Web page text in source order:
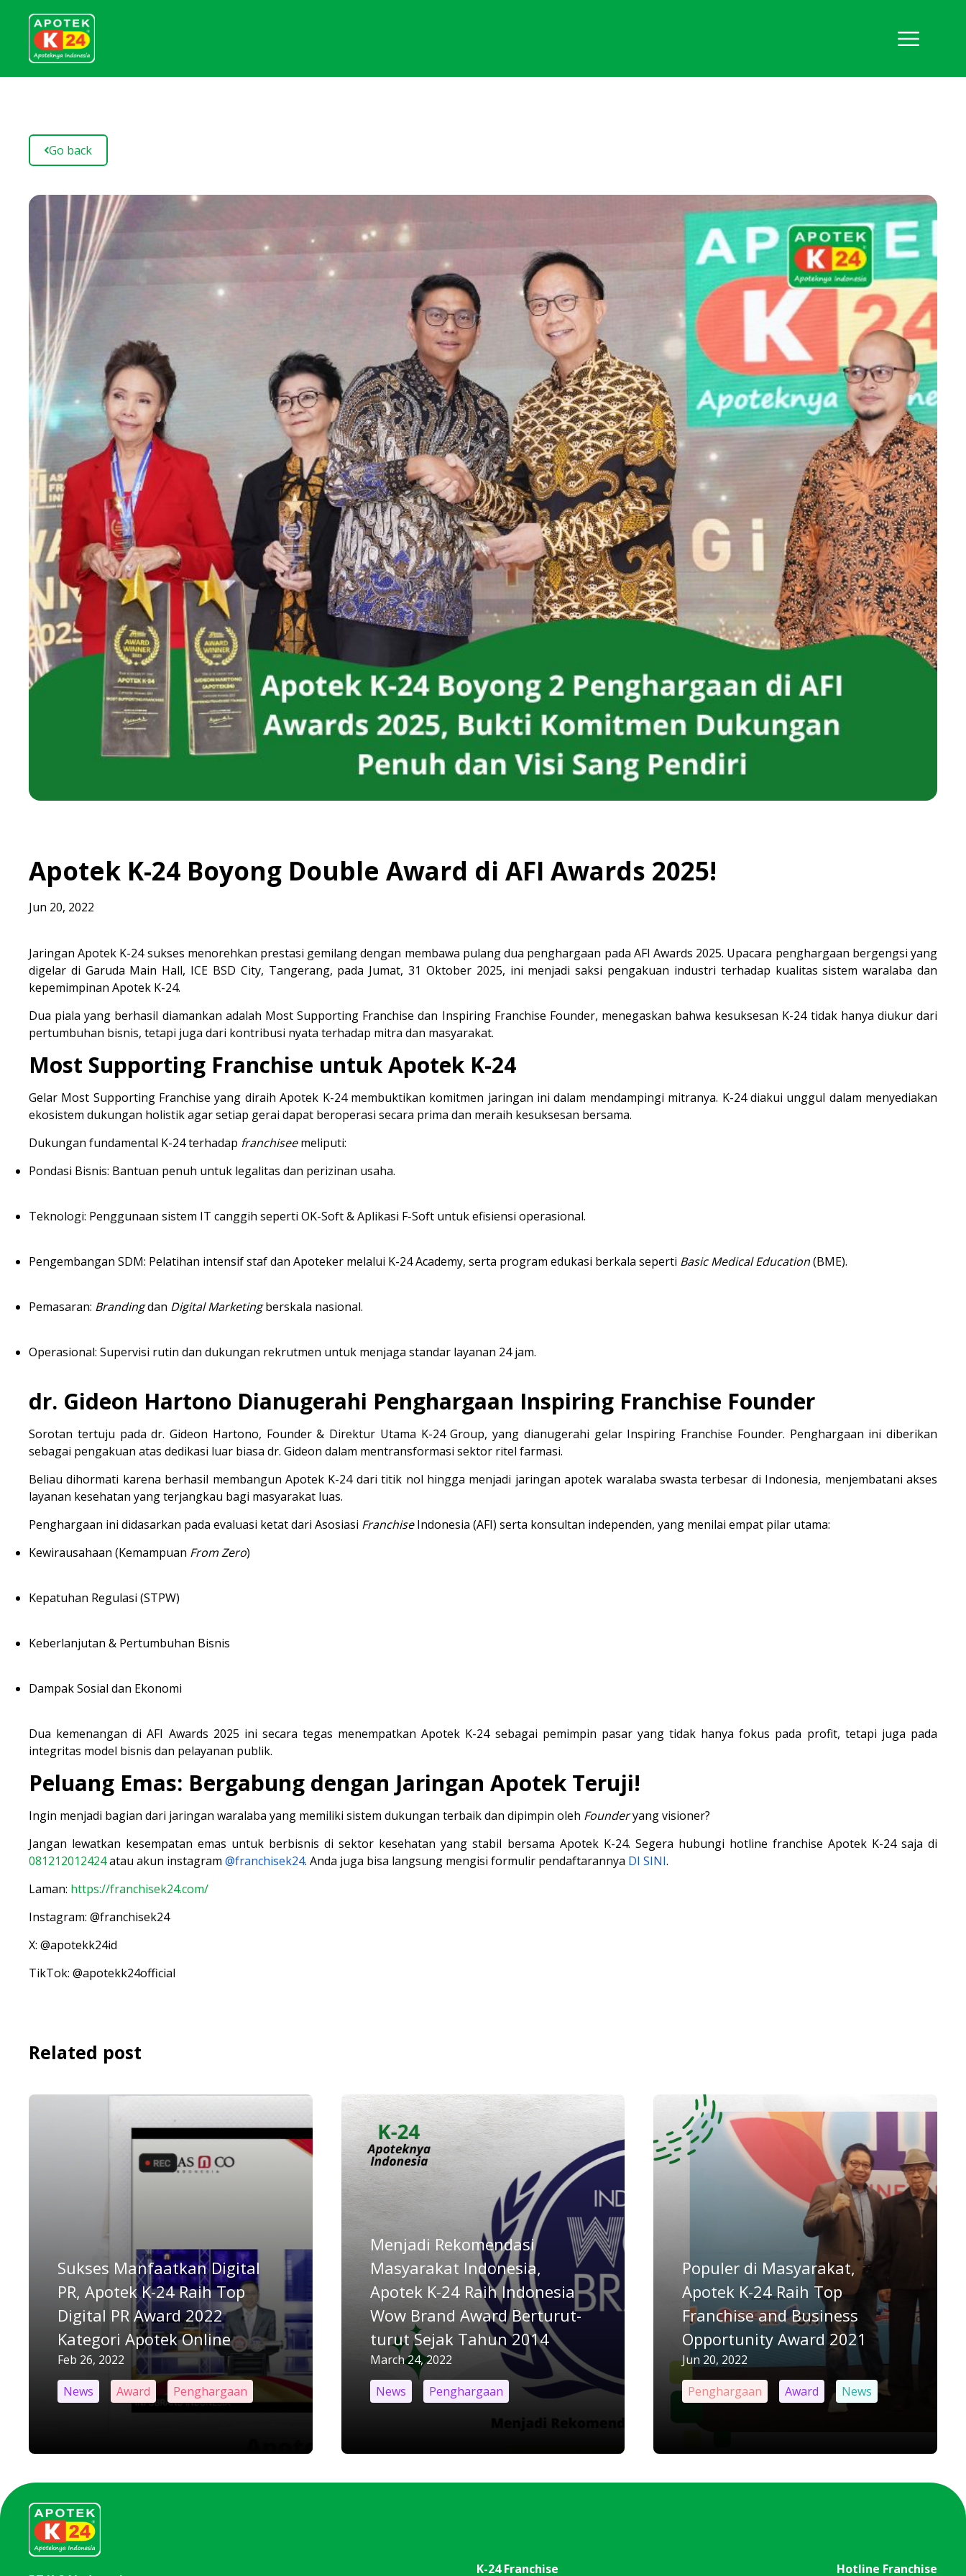
Go back
Apotek K-24 Boyong Double Award di AFI Awards 2025!
Jun 20, 2022
Jaringan Apotek K-24 sukses menorehkan prestasi gemilang dengan membawa pulang dua penghargaan pada AFI Awards 2025. Upacara penghargaan bergengsi yang
digelar di Garuda Main Hall, ICE BSD City, Tangerang, pada Jumat, 31 Oktober 2025, ini menjadi saksi pengakuan industri terhadap kualitas sistem waralaba dan
kepemimpinan Apotek K-24.
Dua piala yang berhasil diamankan adalah Most Supporting Franchise dan Inspiring Franchise Founder, menegaskan bahwa kesuksesan K-24 tidak hanya diukur dari
pertumbuhan bisnis, tetapi juga dari kontribusi nyata terhadap mitra dan masyarakat.
Most Supporting Franchise untuk Apotek K-24
Gelar Most Supporting Franchise yang diraih Apotek K-24 membuktikan komitmen jaringan ini dalam mendampingi mitranya. K-24 diakui unggul dalam menyediakan
ekosistem dukungan holistik agar setiap gerai dapat beroperasi secara prima dan meraih kesuksesan bersama.
Dukungan fundamental K-24 terhadap franchisee meliputi:
Pondasi Bisnis: Bantuan penuh untuk legalitas dan perizinan usaha.
Teknologi: Penggunaan sistem IT canggih seperti OK-Soft & Aplikasi F-Soft untuk efisiensi operasional.
Pengembangan SDM: Pelatihan intensif staf dan Apoteker melalui K-24 Academy, serta program edukasi berkala seperti Basic Medical Education (BME).
Pemasaran: Branding dan Digital Marketing berskala nasional.
Operasional: Supervisi rutin dan dukungan rekrutmen untuk menjaga standar layanan 24 jam.
dr. Gideon Hartono Dianugerahi Penghargaan Inspiring Franchise Founder
Sorotan tertuju pada dr. Gideon Hartono, Founder & Direktur Utama K-24 Group, yang dianugerahi gelar Inspiring Franchise Founder. Penghargaan ini diberikan
sebagai pengakuan atas dedikasi luar biasa dr. Gideon dalam mentransformasi sektor ritel farmasi.
Beliau dihormati karena berhasil membangun Apotek K-24 dari titik nol hingga menjadi jaringan apotek waralaba swasta terbesar di Indonesia, menjembatani akses
layanan kesehatan yang terjangkau bagi masyarakat luas.
Penghargaan ini didasarkan pada evaluasi ketat dari Asosiasi Franchise Indonesia (AFI) serta konsultan independen, yang menilai empat pilar utama:
Kewirausahaan (Kemampuan From Zero)
Kepatuhan Regulasi (STPW)
Keberlanjutan & Pertumbuhan Bisnis
Dampak Sosial dan Ekonomi
Dua kemenangan di AFI Awards 2025 ini secara tegas menempatkan Apotek K-24 sebagai pemimpin pasar yang tidak hanya fokus pada profit, tetapi juga pada
integritas model bisnis dan pelayanan publik.
Peluang Emas: Bergabung dengan Jaringan Apotek Teruji!
Ingin menjadi bagian dari jaringan waralaba yang memiliki sistem dukungan terbaik dan dipimpin oleh Founder yang visioner?
Jangan lewatkan kesempatan emas untuk berbisnis di sektor kesehatan yang stabil bersama Apotek K-24. Segera hubungi hotline franchise Apotek K-24 saja di
081212012424atau akun instagram @franchisek24. Anda juga bisa langsung mengisi formulir pendaftarannya DI SINI.
Laman: https://franchisek24.com/
Instagram: @franchisek24
X: @apotekk24id
TikTok: @apotekk24official
Related post
Sukses Manfaatkan Digital
PR, Apotek K-24 Raih Top
Digital PR Award 2022
Kategori Apotek Online
Feb 26, 2022
News
Award Penghargaan
Menjadi Rekomendasi
Masyarakat Indonesia,
Apotek K-24 Raih Indonesia
Wow Brand Award Berturut-
turut Sejak Tahun 2014
March 24, 2022
News
Penghargaan
Populer di Masyarakat,
Apotek K-24 Raih Top
Franchise and Business
Opportunity Award 2021
Jun 20, 2022
Penghargaan
Award News
K-24 Franchise Hotline Franchise